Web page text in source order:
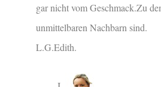
gar nicht vom Geschmack.Zu
unmittelbaren Nachbarn sind.
L.G.Edith.